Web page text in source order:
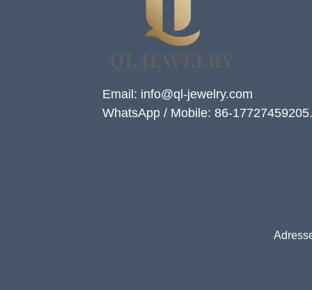
Email: info@ql-jewelry.com
WhatsApp / Mobile: 86-17727459205.